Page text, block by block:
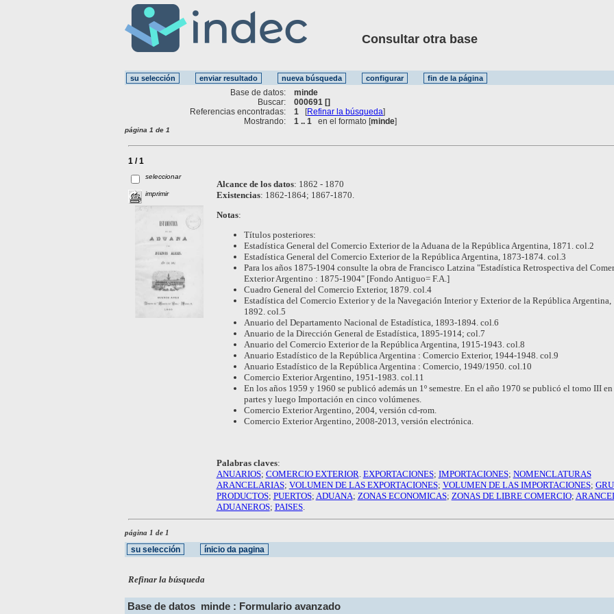
Consultar otra base
Base de datos:
minde
Buscar:
000691 []
Referencias encontradas:
1 [Refinar la búsqueda]
Mostrando:
1 .. 1 en el formato [minde]
página 1 de 1
1 / 1
seleccionar
imprimir
Alcance de los datos: 1862 - 1870
Existencias: 1862-1864; 1867-1870.
Notas:
Títulos posteriores:
Estadística General del Comercio Exterior de la Aduana de la República Argentina, 1871. col.2
Estadística General del Comercio Exterior de la República Argentina, 1873-1874. col.3
Para los años 1875-1904 consulte la obra de Francisco Latzina "Estadística Retrospectiva del
Exterior Argentino : 1875-1904" [Fondo Antiguo= F.A.]
Cuadro General del Comercio Exterior, 1879. col.4
Estadística del Comercio Exterior y de la Navegación Interior y Exterior de la República Argentina,
1892. col.5
Anuario del Departamento Nacional de Estadística, 1893-1894. col.6
Anuario de la Dirección General de Estadística, 1895-1914; col.7
Anuario del Comercio Exterior de la República Argentina, 1915-1943. col.8
Anuario Estadístico de la República Argentina : Comercio Exterior, 1944-1948. col.9
Anuario Estadístico de la República Argentina : Comercio, 1949/1950. col.10
Comercio Exterior Argentino, 1951-1983. col.11
En los años 1959 y 1960 se publicó además un 1º semestre. En el año 1970 se publicó el tomo III en
partes y luego Importación en cinco volúmenes.
Comercio Exterior Argentino, 2004, versión cd-rom.
Comercio Exterior Argentino, 2008-2013, versión electrónica.
Palabras claves:
ANUARIOS; COMERCIO EXTERIOR EXPORTACIONES; IMPORTACIONES; NOMENCLATURAS
ARANCELARIAS; VOLUMEN DE LAS EXPORTACIONES; VOLUMEN DE LAS IMPORTACIONES;
PRODUCTOS; PUERTOS; ADUANA; ZONAS ECONOMICAS; ZONAS DE LIBRE COMERCIO;
ADUANEROS; PAISES.
página 1 de 1
Refinar la búsqueda
Base de datos minde : Formulario avanzado